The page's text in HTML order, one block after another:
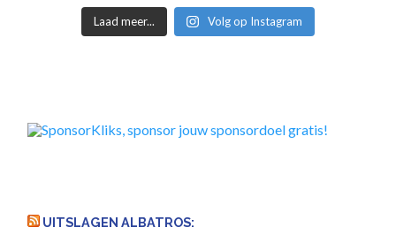
Laad meer... Volg op Instagram
UITSLAGEN ALBATROS: